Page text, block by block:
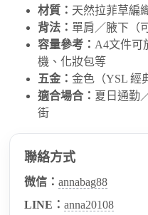
材質： 天然拉菲草編
背法： 單肩／腋下（
容量參考： A4文件可
機、化妝包等
五金：金色（YSL 經
適合場合： 夏日通勤
街
聯絡方式
微信：annabag88
LINE：anna20108